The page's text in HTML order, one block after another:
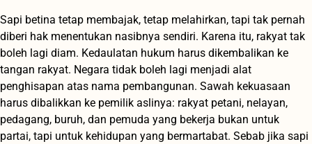
Sapi betina tetap membajak, tetap melahirkan, tapi tak pernah
diberi hak menentukan nasibnya sendiri. Karena itu, rakyat tak
boleh lagi diam. Kedaulatan hukum harus dikembalikan ke
tangan rakyat. Negara tidak boleh lagi menjadi alat
penghisapan atas nama pembangunan. Sawah kekuasaan
harus dibalikkan ke pemilik aslinya: rakyat petani, nelayan,
pedagang, buruh, dan pemuda yang bekerja bukan untuk
partai, tapi untuk kehidupan yang bermartabat. Sebab jika sapi